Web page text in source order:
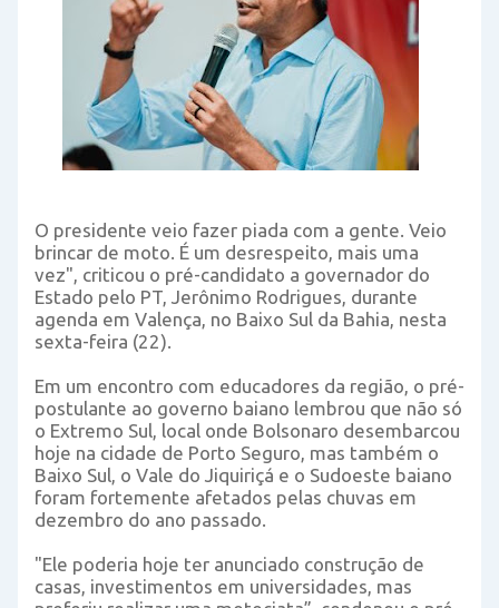
O presidente veio fazer piada com a gente. Veio
brincar de moto. É um desrespeito, mais uma
vez", criticou o pré-candidato a governador do
Estado pelo PT, Jerônimo Rodrigues, durante
agenda em Valença, no Baixo Sul da Bahia, nesta
sexta-feira (22).
Em um encontro com educadores da região, o pré-
postulante ao governo baiano lembrou que não só
o Extremo Sul, local onde Bolsonaro desembarcou
hoje na cidade de Porto Seguro, mas também o
Baixo Sul, o Vale do Jiquiriçá e o Sudoeste baiano
foram fortemente afetados pelas chuvas em
dezembro do ano passado.
"Ele poderia hoje ter anunciado construção de
casas, investimentos em universidades, mas